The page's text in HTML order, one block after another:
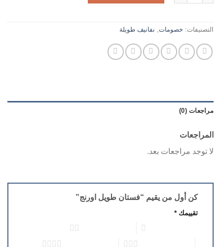
التصنيفات: خصومات, نفانيف طويلة
مراجعات (0)
المراجعات
لا توجد مراجعات بعد.
كن أول من يقيم “فستان طويل اورنج”
تقييمك*